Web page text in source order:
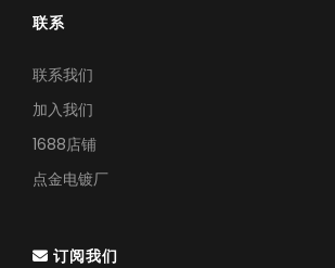
联系
联系我们
加入我们
1688店铺
点金电镀厂
订阅我们